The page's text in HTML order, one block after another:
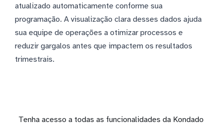
atualizado automaticamente conforme sua
programação. A visualização clara desses dados ajuda
sua equipe de operações a otimizar processos e
reduzir gargalos antes que impactem os resultados
trimestrais.
Tenha acesso a todas as funcionalidades da Kondado